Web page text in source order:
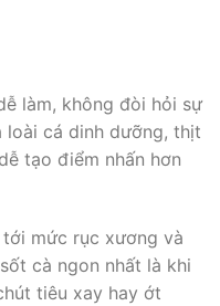
làm, không đòi hỏi sự
loài cá dinh dưỡng, thịt
tạo điểm nhấn hơn
mức rục xương và
cà ngon nhất là khi
tiêu xay hay ớt